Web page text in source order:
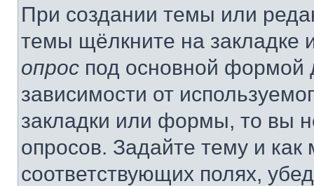
При создании темы или
темы щёлкните на
опрос под основной формой
зависимости от
закладки или формы, то вы
опросов. Задайте тему и
соответствующих полях,